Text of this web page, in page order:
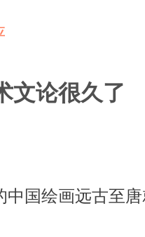
文论很久了
国绘画远古至